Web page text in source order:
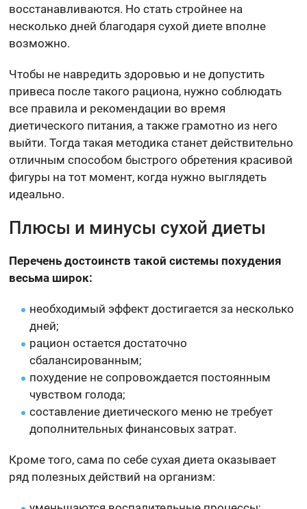
восстанавливаются. Но стать стройнее на
несколько дней благодаря сухой диете вполне
возможно.
Чтобы не навредить здоровью и не допустить
привеса после такого рациона, нужно соблюдать
все правила и рекомендации во время
диетического питания, а также грамотно из него
выйти. Тогда такая методика станет действительно
отличным способом быстрого обретения красивой
фигуры на тот момент, когда нужно выглядеть
идеально.
Плюсы и минусы сухой диеты
Перечень достоинств такой системы похудения
весьма широк:
необходимый эффект достигается за несколько
дней;
рацион остается достаточно
сбалансированным;
похудение не сопровождается постоянным
чувством голода;
составление диетического меню не требует
дополнительных финансовых затрат.
Кроме того, сама по себе сухая диета оказывает
ряд полезных действий на организм: